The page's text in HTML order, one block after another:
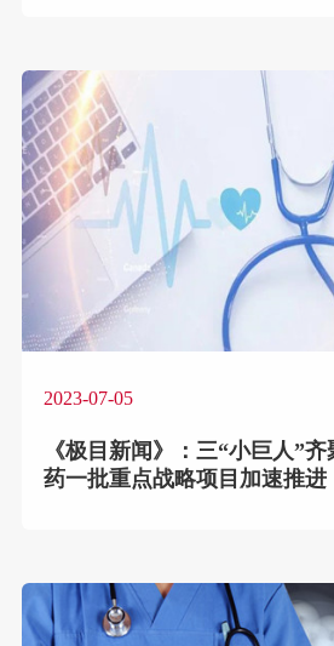
2023-07-05
《极目新闻》：三“小巨人”
药一批重点战略项目加速推进